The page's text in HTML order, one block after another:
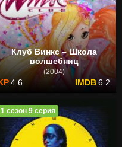
Клуб Винкс – Школа
волшебниц
(2004)
4.6 6.2
1 сезон 9 серия